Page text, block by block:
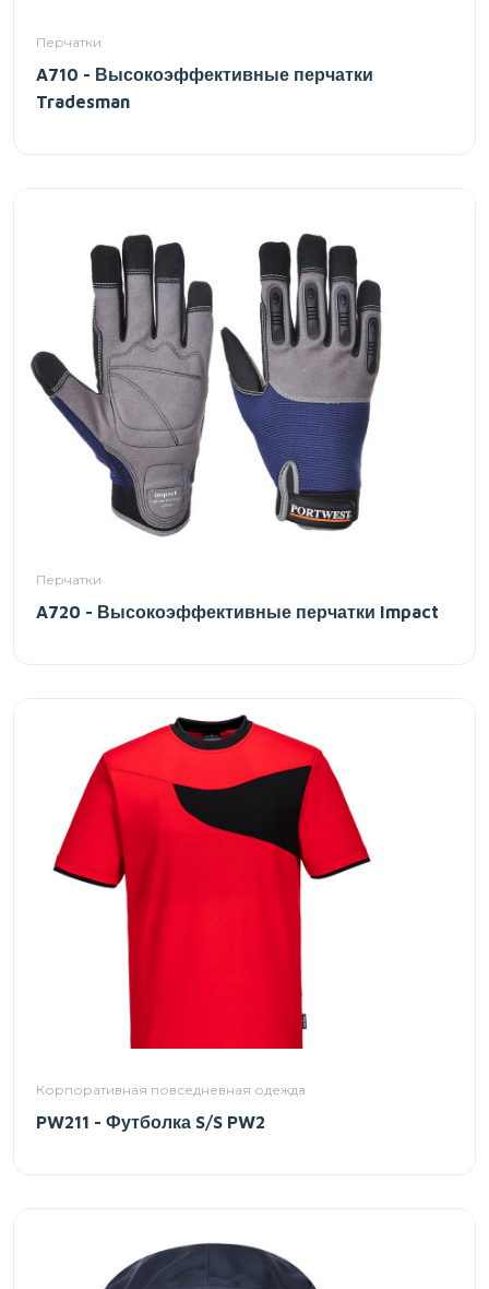
Перчатки
A710 - Высокоэффективные перчатки
Tradesman
Перчатки
A720 - Высокоэффективные перчатки Impact
Корпоративная повседневная одежда
PW211 - Футболка S/S PW2